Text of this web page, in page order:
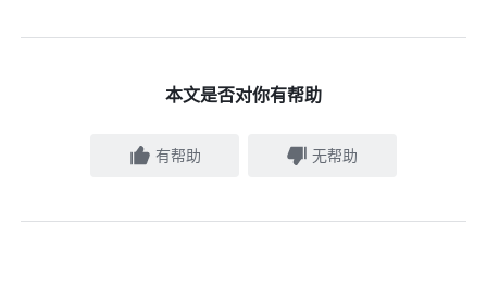
本文是否对你有帮助
有帮助 无帮助